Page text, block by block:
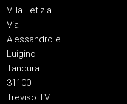
Villa Letizia
Via
Alessandro e
Luigino
Tandura
31100
Treviso TV